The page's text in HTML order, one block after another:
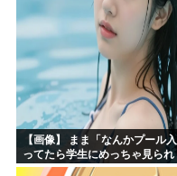
【画像】 まま「なんかプール入
ってたら学生にめっちゃ見られ
たw」